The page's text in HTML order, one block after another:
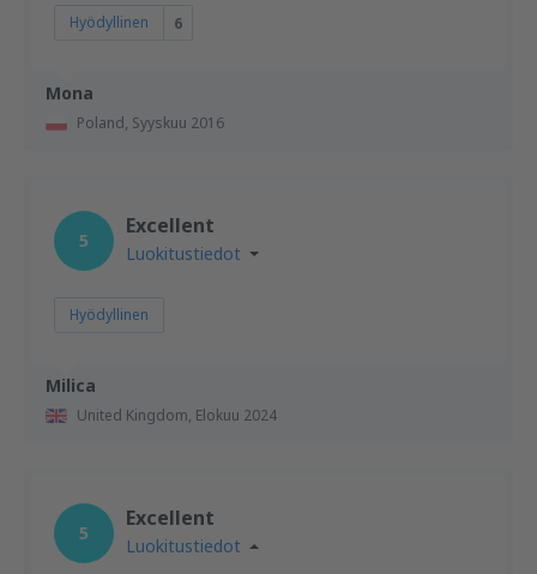
Mona
Poland, Syyskuu 2016
Hyödyllinen 6
Milica
United Kingdom, Elokuu 2024
5
Excellent
Luokitustiedot
Hyödyllinen
5
Excellent
Luokitustiedot